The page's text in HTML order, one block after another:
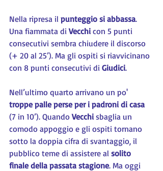
Nella ripresa il punteggio si abbassa.
Una fiammata di Vecchi con 5 punti
consecutivi sembra chiudere il discorso
(+ 20 al 25’). Ma gli ospiti si riavvicinano
con 8 punti consecutivi di Giudici.
Nell’ultimo quarto arrivano un po'
troppe palle perse per i padroni di casa
(7 in 10’). Quando Vecchi sbaglia un
comodo appoggio e gli ospiti tornano
sotto la doppia cifra di svantaggio, il
pubblico teme di assistere al solito
finale della passata stagione. Ma oggi